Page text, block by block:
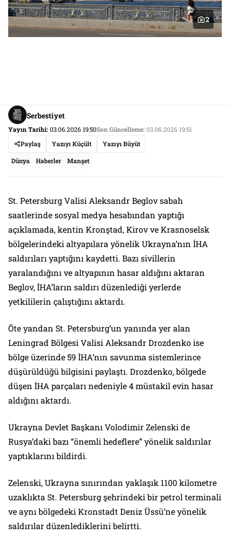
2
Serbestiyet
Yayın Tarihi:03.06.2026 19:50Son Güncelleme:03.06.2026 19:51
Paylaş
Yazıyı Küçült Yazıyı Büyüt
Dünya Haberler Manşet
St. Petersburg Valisi Aleksandr Beglov sabah
saatlerinde sosyal medya hesabından yaptığı
açıklamada, kentin Kronştad, Kirov ve Krasnoselsk
bölgelerindeki altyapılara yönelik Ukrayna’nın İHA
saldırıları yaptığını kaydetti. Bazı sivillerin
yaralandığını ve altyapının hasar aldığını aktaran
Beglov, İHA’ların saldırı düzenlediği yerlerde
yetkililerin çalıştığını aktardı.
Öte yandan St. Petersburg’un yanında yer alan
Leningrad Bölgesi Valisi Aleksandr Drozdenko ise
bölge üzerinde 59 İHA’nın savunma sistemlerince
düşürüldüğü bilgisini paylaştı. Drozdenko, bölgede
düşen İHA parçaları nedeniyle 4 müstakil evin hasar
aldığını aktardı.
Ukrayna Devlet Başkanı Volodimir Zelenski de
Rusya’daki bazı “önemli hedeflere” yönelik saldırılar
yaptıklarını bildirdi.
Zelenski, Ukrayna sınırından yaklaşık 1100 kilometre
uzaklıkta St. Petersburg şehrindeki bir petrol terminali
ve aynı bölgedeki Kronstadt Deniz Üssü’ne yönelik
saldırılar düzenlediklerini belirtti.